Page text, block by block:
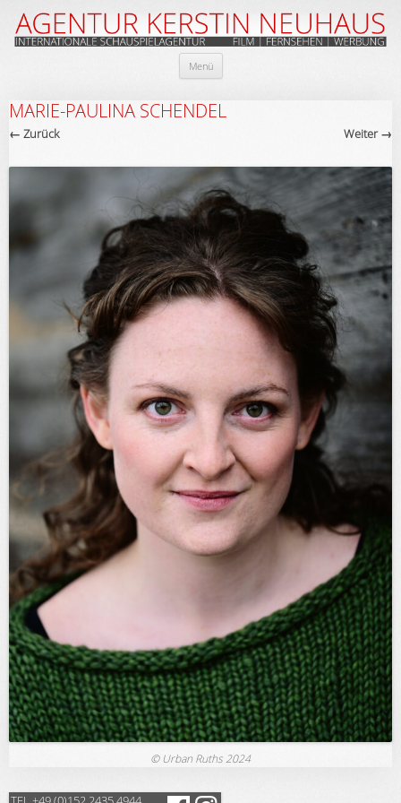
Menü Zum
springen
MARIE-PAULINA SCHENDEL
← Zurück Weiter →
© Urban Ruths 2024